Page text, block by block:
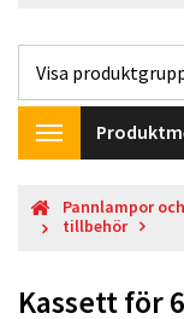
Toggle
navigation
Pannlampor och
tillbehör
Kassett för